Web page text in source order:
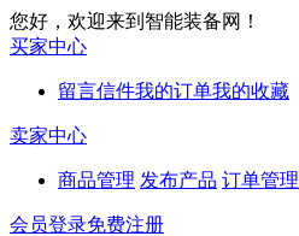
您好，欢迎来到智能装备网！
买家中心
留言信件我的订单我的收藏
卖家中心
商品管理 发布产品 订单管理
会员登录免费注册